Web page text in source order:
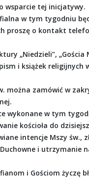
wsparcie tej inicjatywy.
w tym tygodniu
proszę o kontakt
„Niedzieli”, „Gościa
i książek religijnych
można zamówić w
wykonane w tym
kościoła do
intencje Mszy św.,
i utrzymanie
i Gościom życzę